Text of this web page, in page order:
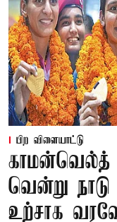
பிற விளையாட்டு
காமன்வெல்த்
வென்று நாடு
உற்சாக